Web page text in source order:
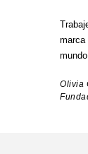
Olivia